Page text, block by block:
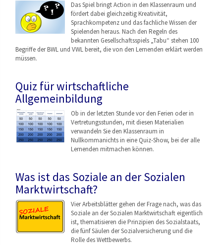
Das Spiel bringt Action in den Klassenraum und
fördert dabei gleichzeitig Kreativität,
Sprachkompetenz und das fachliche Wissen der
Spielenden heraus. Nach den Regeln des
bekannten Gesellschaftsspiels „Tabu“ stehen 100
Begriffe der BWL und VWL bereit, die von den Lernenden erklärt werden
müssen.
Quiz für wirtschaftliche
Allgemeinbildung
Ob in der letzten Stunde vor den Ferien oder in
Vertretungsstunden, mit diesen Materialien
verwandeln Sie den Klassenraum in
Nullkommanichts in eine Quiz-Show, bei der alle
Lernenden mitmachen können.
Was ist das Soziale an der Sozialen
Marktwirtschaft?
Vier Arbeitsblätter gehen der Frage nach, was das
Soziale an der Sozialen Marktwirtschaft eigentlich
ist, thematisieren die Prinzipien des Sozialstaats,
die fünf Säulen der Sozialversicherung und die
Rolle des Wettbewerbs.